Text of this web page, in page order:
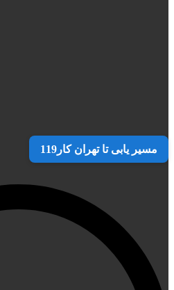
مسیر یابی تا تهران کار119